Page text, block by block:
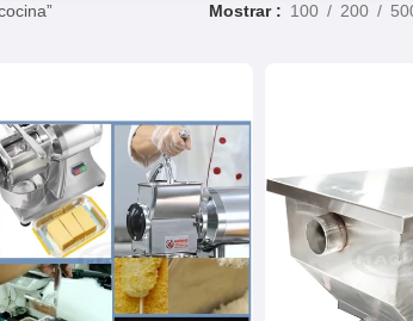
Mostrar 100 200